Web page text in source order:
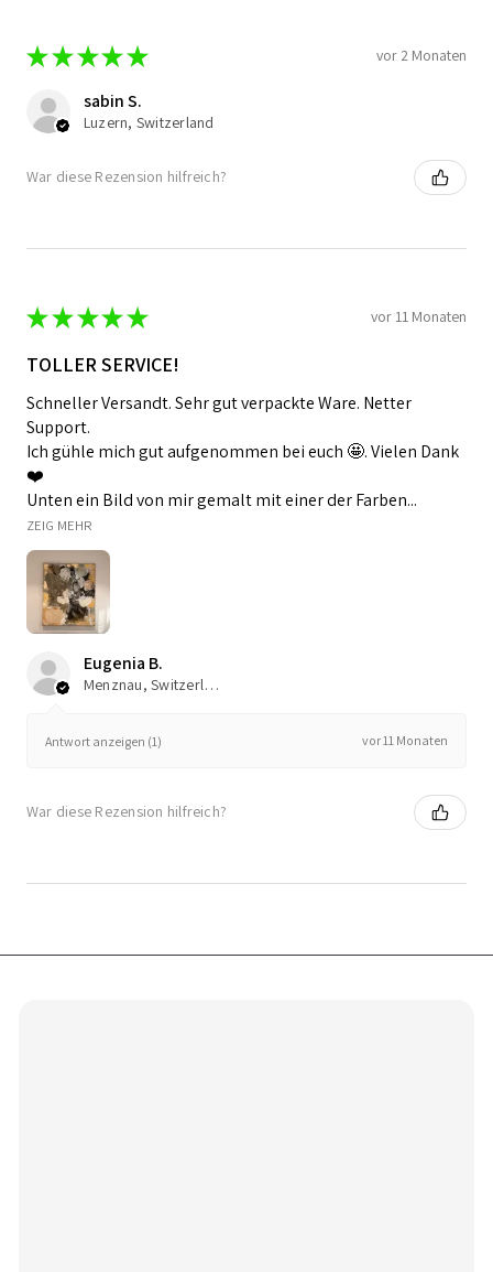
★★ ★★★ vor 2 Monaten
sabin S.
Luzern, Switzerland
War diese Rezension hilfreich?
★★ ★★★ vor 11 Monaten
TOLLER SERVICE!
Schneller Versandt. Sehr gut verpackte Ware. Netter
Support.
Ich gühle mich gut aufgenommen bei euch 🤩. Vielen Dank
❤️
Unten ein Bild von mir gemalt mit einer der Farben...
ZEIG MEHR
Eugenia B.
Menznau, Switzerland
Antwort anzeigen (1) vor 11 Monaten
War diese Rezension hilfreich?